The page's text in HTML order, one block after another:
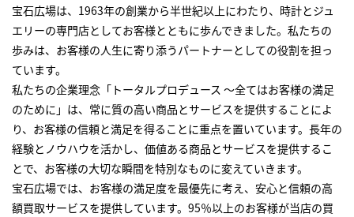
宝石広場は、1963年の創業から半世紀以上にわたり、時計とジュ
エリーの専門店としてお客様とともに歩んできました。私たちの
歩みは、お客様の人生に寄り添うパートナーとしての役割を担っ
ています。
私たちの企業理念「トータルプロデュース ～全てはお客様の満足
のために」は、常に質の高い商品とサービスを提供することによ
り、お客様の信頼と満足を得ることに重点を置いています。長年の
経験とノウハウを活かし、価値ある商品とサービスを提供するこ
とで、お客様の大切な瞬間を特別なものに変えていきます。
宝石広場では、お客様の満足度を最優先に考え、安心と信頼の高
額買取サービスを提供しています。95％以上のお客様が当店の買